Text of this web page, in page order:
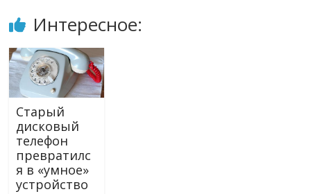
Интересное:
Старый
дисковый
телефон
превратилс
я в «умное»
устройство